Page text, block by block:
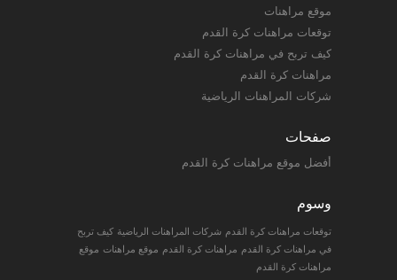
موقع مراهنات
توقعات مراهنات كرة القدم
كيف تربح في مراهنات كرة القدم
مراهنات كرة القدم
شركات المراهنات الرياضية
صفحات
أفضل موقع مراهنات كرة القدم
وسوم
توقعات مراهنات كرة القدم شركات المراهنات الرياضية كيف تربح
في مراهنات كرة القدم مراهنات كرة القدم موقع مراهنات موقع
مراهنات كرة القدم